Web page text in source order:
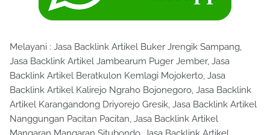
Melayani : Jasa Backlink Artikel Buker Jrengik Sampang,
Jasa Backlink Artikel Jambearum Puger Jember, Jasa
Backlink Artikel Beratkulon Kemlagi Mojokerto, Jasa
Backlink Artikel Kalirejo Ngraho Bojonegoro, Jasa Backlink
Artikel Karangandong Driyorejo Gresik, Jasa Backlink Artikel
Nanggungan Pacitan Pacitan, Jasa Backlink Artikel